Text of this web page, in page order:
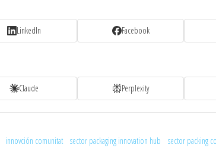
LinkedIn Facebook
Claude Perplexity
innovción comunitat sector packaging innovation hub sector packing